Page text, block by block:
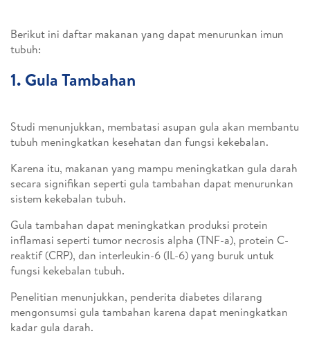
Berikut ini daftar makanan yang dapat menurunkan imun
tubuh:
1. Gula Tambahan
Studi menunjukkan, membatasi asupan gula akan membantu
tubuh meningkatkan kesehatan dan fungsi kekebalan.
Karena itu, makanan yang mampu meningkatkan gula darah
secara signifikan seperti gula tambahan dapat menurunkan
sistem kekebalan tubuh.
Gula tambahan dapat meningkatkan produksi protein
inflamasi seperti tumor necrosis alpha (TNF-a), protein C-
reaktif (CRP), dan interleukin-6 (IL-6) yang buruk untuk
fungsi kekebalan tubuh.
Penelitian menunjukkan, penderita diabetes dilarang
mengonsumsi gula tambahan karena dapat meningkatkan
kadar gula darah.